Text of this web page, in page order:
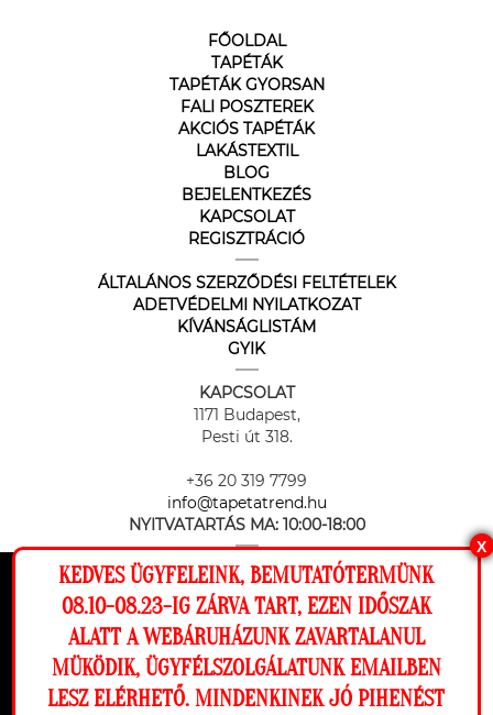
Ez a weboldal cookie-kat használ, hogy a
lehető legjobb élményt nyújtsa honlapunkon.
Beállítások
FŐOLDAL
TAPÉTÁK
TAPÉTÁK GYORSAN
FALI POSZTEREK
AKCIÓS TAPÉTÁK
LAKÁSTEXTIL
BLOG
BEJELENTKEZÉS
KAPCSOLAT
REGISZTRÁCIÓ
ÁLTALÁNOS SZERZŐDÉSI FELTÉTELEK
ADETVÉDELMI NYILATKOZAT
KÍVÁNSÁGLISTÁM
GYIK
KAPCSOLAT
1171 Budapest,
Pesti út 318.
+36 20 319 7799
info@tapetatrend.hu
NYITVATARTÁS MA: 10:00-18:00
Az online fizetést a Barion Payment Zrt. biztosítja, MNB engedély
száma: H-EN-I-1064/2013
X
KEDVES ÜGYFELEINK, BEMUTATÓTERMÜNK
08.10-08.23-IG ZÁRVA TART, EZEN IDŐSZAK
ALATT A WEBÁRUHÁZUNK ZAVARTALANUL
MÜKÖDIK, ÜGYFÉLSZOLGÁLATUNK EMAILBEN
LESZ ELÉRHETŐ. MINDENKINEK JÓ PIHENÉST